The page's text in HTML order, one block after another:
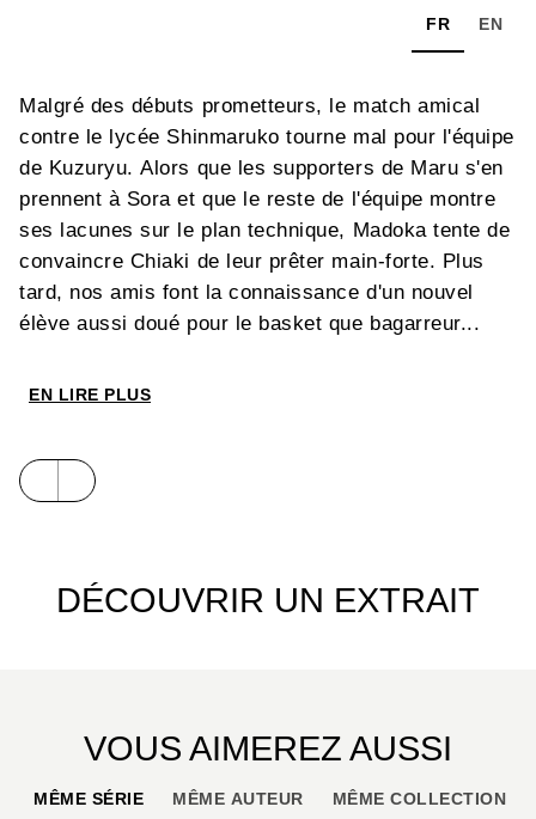
FR EN
Malgré des débuts prometteurs, le match amical
contre le lycée Shinmaruko tourne mal pour l'équipe
de Kuzuryu. Alors que les supporters de Maru s'en
prennent à Sora et que le reste de l'équipe montre
ses lacunes sur le plan technique, Madoka tente de
convaincre Chiaki de leur prêter main-forte. Plus
tard, nos amis font la connaissance d'un nouvel
élève aussi doué pour le basket que bagarreur...
EN LIRE PLUS
DÉCOUVRIR UN EXTRAIT
VOUS AIMEREZ AUSSI
MÊME SÉRIE MÊME AUTEUR MÊME COLLECTION